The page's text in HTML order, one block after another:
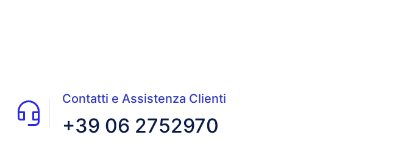
Contatti e Assistenza Clienti
+39 06 2752970